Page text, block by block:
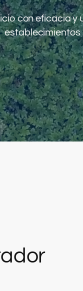
con eficacia
establecimientos